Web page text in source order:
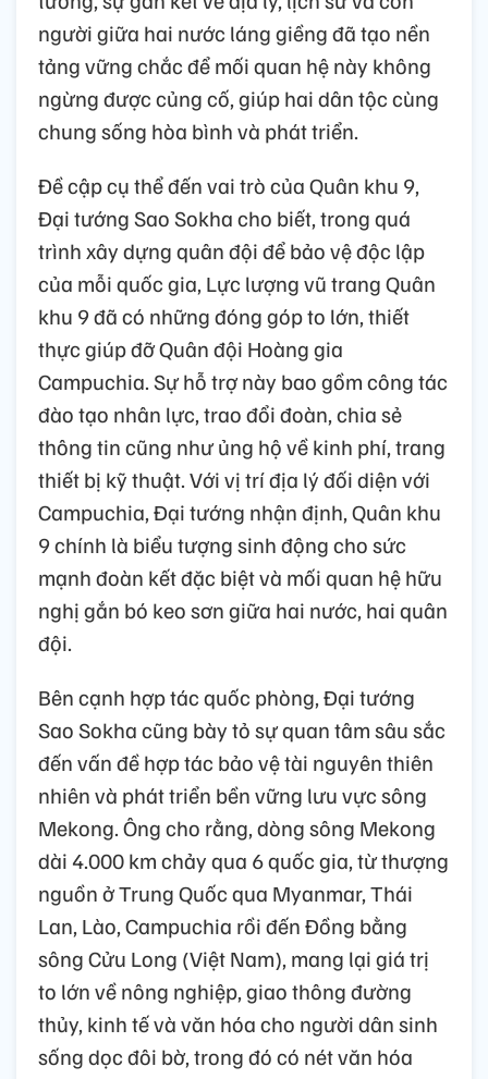
người giữa hai nước láng giềng đã tạo nền
tảng vững chắc để mối quan hệ này không
ngừng được củng cố, giúp hai dân tộc cùng
chung sống hòa bình và phát triển.
Đề cập cụ thể đến vai trò của Quân khu 9,
Đại tướng Sao Sokha cho biết, trong quá
trình xây dựng quân đội để bảo vệ độc lập
của mỗi quốc gia, Lực lượng vũ trang Quân
khu 9 đã có những đóng góp to lớn, thiết
thực giúp đỡ Quân đội Hoàng gia
Campuchia. Sự hỗ trợ này bao gồm công tác
đào tạo nhân lực, trao đổi đoàn, chia sẻ
thông tin cũng như ủng hộ về kinh phí, trang
thiết bị kỹ thuật. Với vị trí địa lý đối diện với
Campuchia, Đại tướng nhận định, Quân khu
9 chính là biểu tượng sinh động cho sức
mạnh đoàn kết đặc biệt và mối quan hệ hữu
nghị gắn bó keo sơn giữa hai nước, hai quân
đội.
Bên cạnh hợp tác quốc phòng, Đại tướng
Sao Sokha cũng bày tỏ sự quan tâm sâu sắc
đến vấn đề hợp tác bảo vệ tài nguyên thiên
nhiên và phát triển bền vững lưu vực sông
Mekong. Ông cho rằng, dòng sông Mekong
dài 4.000 km chảy qua 6 quốc gia, từ thượng
nguồn ở Trung Quốc qua Myanmar, Thái
Lan, Lào, Campuchia rồi đến Đồng bằng
sông Cửu Long (Việt Nam), mang lại giá trị
to lớn về nông nghiệp, giao thông đường
thủy, kinh tế và văn hóa cho người dân sinh
sống dọc đôi bờ, trong đó có nét văn hóa